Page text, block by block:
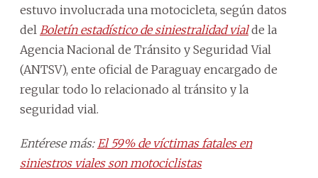
estuvo involucrada una motocicleta, según datos
del Boletín estadístico de siniestralidad vialde la
Agencia Nacional de Tránsito y Seguridad Vial
(ANTSV), ente oficial de Paraguay encargado de
regular todo lo relacionado al tránsito y la
seguridad vial.
Entérese más: El 59% de víctimas fatales en
siniestros viales son motociclistas